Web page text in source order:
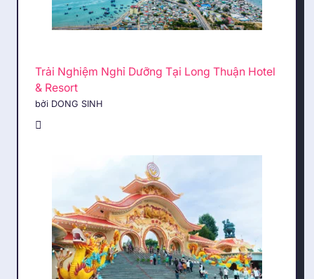
Trải Nghiệm Nghỉ Dưỡng Tại Long Thuận Hotel
& Resort
bởi DONG SINH